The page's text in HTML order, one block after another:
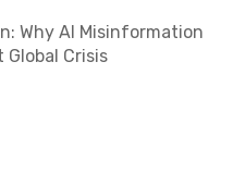
Why AI Misinformation
Global Crisis